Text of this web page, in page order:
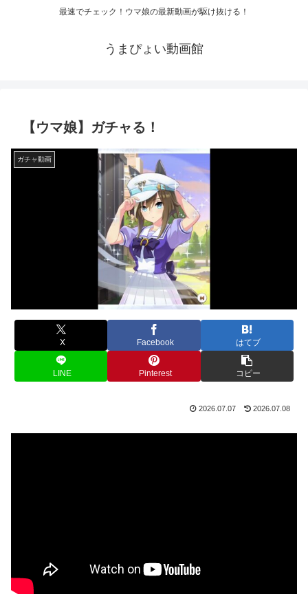
最速でチェック！ウマ娘の最新動画が駆け抜ける！
うまぴょい動画館
【ウマ娘】ガチャる！
ガチャ動画
X Facebook はてブ
LINE Pinterest コピー
2026.07.07 2026.07.08